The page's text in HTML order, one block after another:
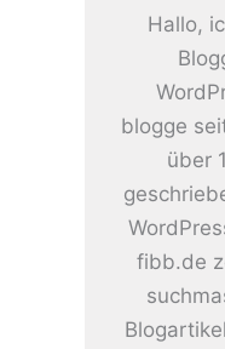
Hallo,
blogge
über
fibb.de